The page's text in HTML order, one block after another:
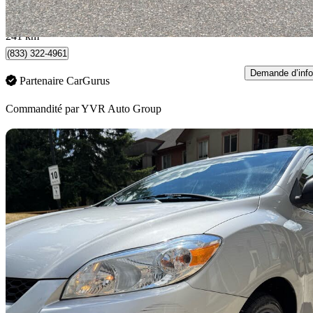
0 $/mois env.
Coquitlam, BC
241 km
(833) 322-4961
Partenaire CarGurus
Demande d’info
Commandité parYVR Auto Group